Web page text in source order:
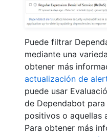
Puede filtrar
mediante una
obtener más
actualización de
puede usar
de Dependabot
positivos o aquellas
Para obtener más